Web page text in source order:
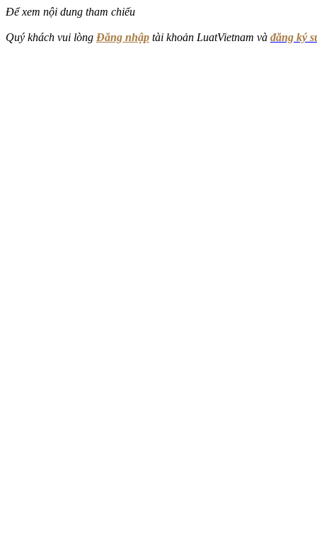
Để xem nội dung tham chiếu
Quý khách vui lòng Đăng nhập tài khoản LuatVietnam và đăng ký